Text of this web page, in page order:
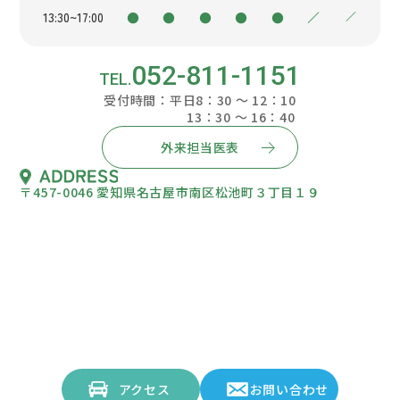
13:30~17:00 ● ● ● ● ● ／ ／
052-811-1151
受付時間：平日8：30 ～ 12：10
13：30 ～ 16：40
外来担当医表
〒457-0046 愛知県名古屋市南区松池町３丁目１９
アクセス お問い合わせ